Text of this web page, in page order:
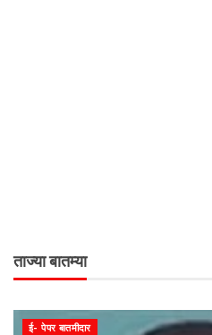
ताज्या बातम्या
ई- पेपर बातमीदार